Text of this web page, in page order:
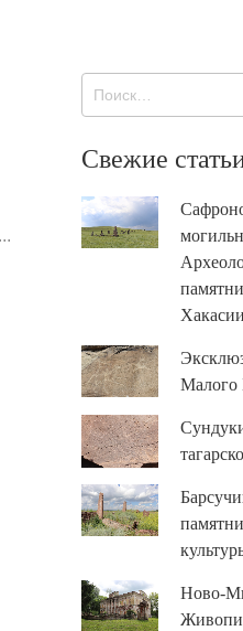
Свежие
Хакасии
Малого
Ново-